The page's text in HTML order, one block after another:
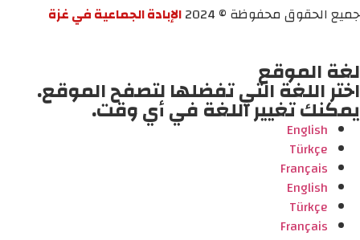
جميع الحقوق محفوظة © 2024
الإبادة الجماعية في غزة
لغة الموقع
اختر اللغة التي تفضلها لتصفح الموقع.
يمكنك تغيير اللغة في أي وقت.
English
Türkçe
Français
English
Türkçe
Français